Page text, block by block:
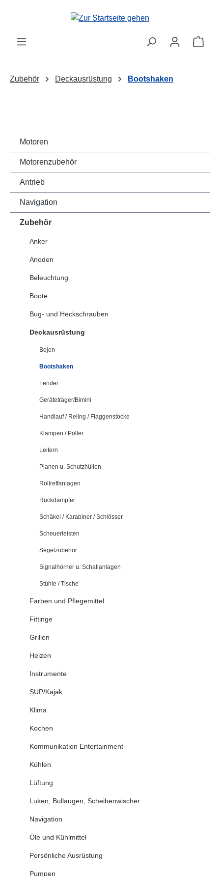
Zum Hauptinhalt springen
Zubehör Deckausrüstung Bootshaken
Motoren
Motorenzubehör
Antrieb
Navigation
Zubehör
Anker
Anoden
Beleuchtung
Boote
Bug- und Heckschrauben
Deckausrüstung
Bojen
Bootshaken
Fender
Geräteträger/Bimini
Handlauf / Reling / Flaggenstöcke
Klampen / Poller
Leitern
Planen u. Schutzhüllen
Rollreffanlagen
Ruckdämpfer
Schäkel / Karabiner / Schlösser
Scheuerleisten
Segelzubehör
Signalhörner u. Schallanlagen
Stühle / Tische
Farben und Pflegemittel
Fittinge
Grillen
Heizen
Instrumente
SUP/Kajak
Klima
Kochen
Kommunikation Entertainment
Kühlen
Lüftung
Luken, Bullaugen, Scheibenwischer
Navigation
Öle und Kühlmittel
Persönliche Ausrüstung
Pumpen